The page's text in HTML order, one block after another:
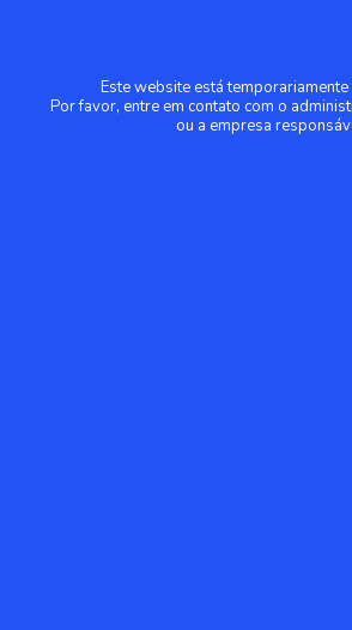
Este website está
Por favor, entre em contato com o
ou a empresa